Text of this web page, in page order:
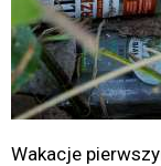
Wakacje